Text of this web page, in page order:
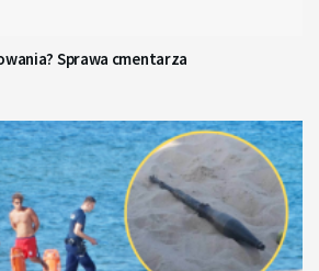
Sprawa cmentarza